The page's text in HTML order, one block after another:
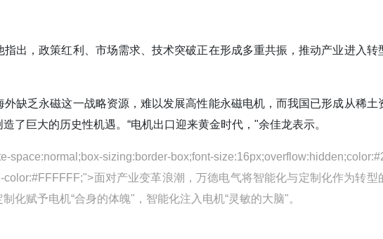
出，政策红利、市场需求、技术突破正在形成多重共振，推动产业进入转
缺乏永磁这一战略资源，难以发展高性能永磁电机，而我国已形成从稀土
了巨大的历史性机遇。“电机出口迎来黄金时代，"余佳龙表示。
space:normal;box-sizing:border-box;font-
面对产业变革浪潮，万德电气将智能化与定制化作为转型
化赋予电机“合身的体魄"，智能化注入电机“灵敏的大脑"。